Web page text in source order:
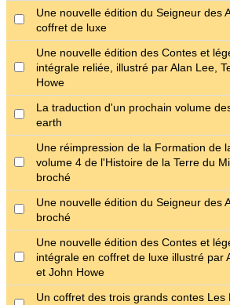
Une nouvelle édition du Seigneur des
coffret de luxe
Une nouvelle édition des Contes et
intégrale reliée, illustré par Alan Lee,
Howe
La traduction d'un prochain volume
earth
Une réimpression de la Formation de
volume 4 de l'Histoire de la Terre du
broché
Une nouvelle édition du Seigneur des
broché
Une nouvelle édition des Contes et
intégrale en coffret de luxe illustré par
et John Howe
Un coffret des trois grands contes Les